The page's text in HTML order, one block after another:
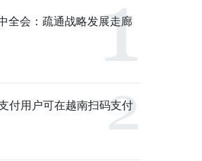
全会：疏通战略发展走廊
付用户可在越南扫码支付